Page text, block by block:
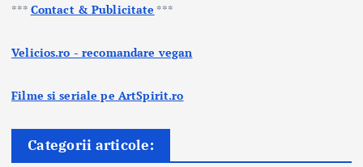
*** Contact & Publicitate ***
Velicios.ro - recomandare vegan
Filme si seriale pe ArtSpirit.ro
Categorii articole: